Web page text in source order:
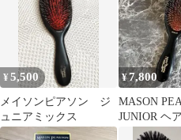
¥5,500
メイソンピアソン ジ
ュニアミックス
¥7,800
MASON
JUNIOR ヘ